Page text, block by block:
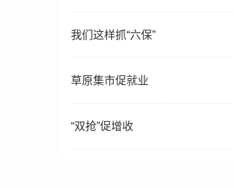
我们这样抓“六保”
草原集市促就业
“双抢”促增收